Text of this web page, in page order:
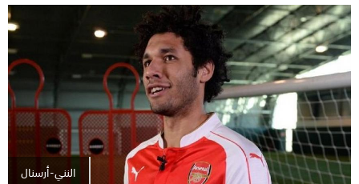
النني-أرسنال